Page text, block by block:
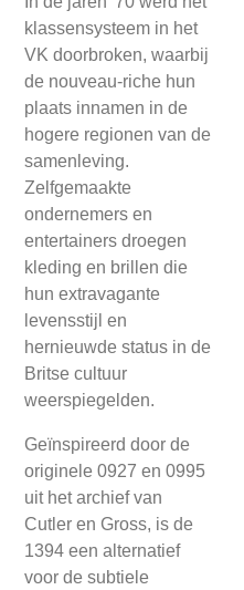
klassensysteem in het
VK doorbroken, waarbij
de nouveau-riche hun
plaats innamen in de
hogere regionen van de
samenleving.
Zelfgemaakte
ondernemers en
entertainers droegen
kleding en brillen die
hun extravagante
levensstijl en
hernieuwde status in de
Britse cultuur
weerspiegelden.
Geïnspireerd door de
originele 0927 en 0995
uit het archief van
Cutler en Gross, is de
1394 een alternatief
voor de subtiele